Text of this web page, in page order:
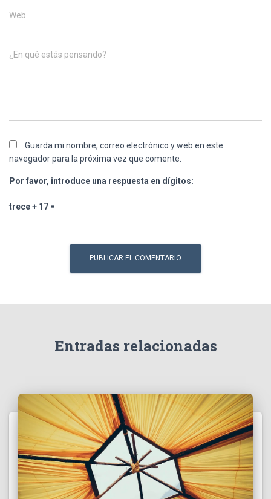
Web
¿En qué estás pensando?
Guarda mi nombre, correo electrónico y web en este
navegador para la próxima vez que comente.
Por favor, introduce una respuesta en dígitos:
trece + 17 =
Entradas relacionadas